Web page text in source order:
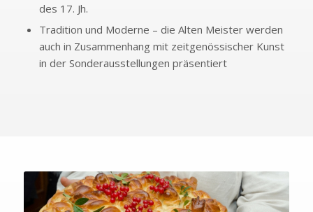
des 17. Jh.
Tradition und Moderne – die Alten Meister werden
auch in Zusammenhang mit zeitgenössischer Kunst
in der Sonderausstellungen präsentiert